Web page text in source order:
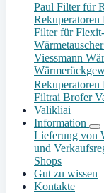
Paul Filter für
Rekuperatoren
Filter für
Wärmetauscher
Viessmann
Rekuperatoren
Filtrai Brofer
Valikliai
Information
Lieferung von
und
Shops
Gut zu wissen
Kontakte